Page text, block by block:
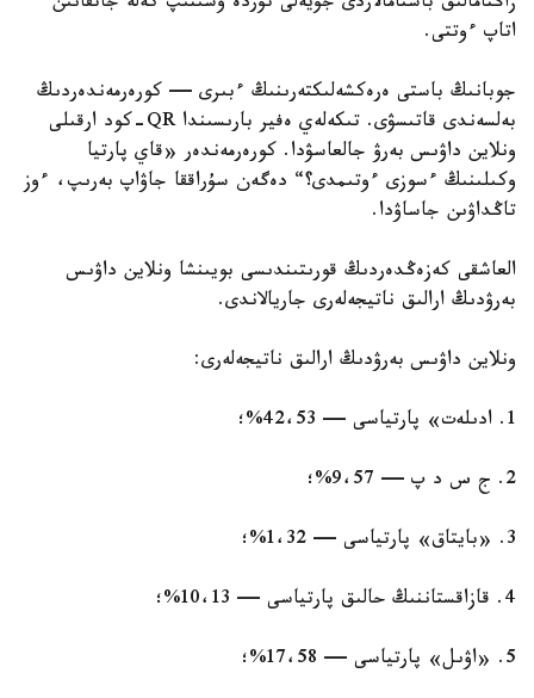
اتاپ ءوتتى.
جوبانىڭ باستى ەرەكشەلىكتەرىنىڭ ءبىرى — كورەرمەندەردىڭ
بەلسەندى قاتىسۋى. تىكەلەي ەفير بارىسىندا QR-كود ارقىلى
ونلاين داۋىس بەرۋ جالعاسۋدا. كورەرمەندەر «قاي پارتيا
وكىلىنىڭ ءسوزى ءوتىمدى؟“ دەگەن سۇراققا جاۋاپ بەرىپ، ءوز
تاڭداۋىن جاساۋدا.
العاشقى كەزەڭدەردىڭ قورىتىندىسى بويىنشا ونلاين داۋىس
بەرۋدىڭ ارالىق ناتيجەلەرى جاريالاندى.
ونلاين داۋىس بەرۋدىڭ ارالىق ناتيجەلەرى:
1. ادىلەت» پارتياسى — 42،53%؛
2. ج س د پ — 9،57%؛
3. «بايتاق» پارتياسى — 1،32%؛
4. قازاقستاننىڭ حالىق پارتياسى — 10،13%؛
5. «اۋىل» پارتياسى — 17،58%؛